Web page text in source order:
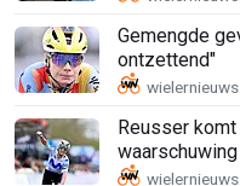
Gemengde
ontzettend"
Reusser